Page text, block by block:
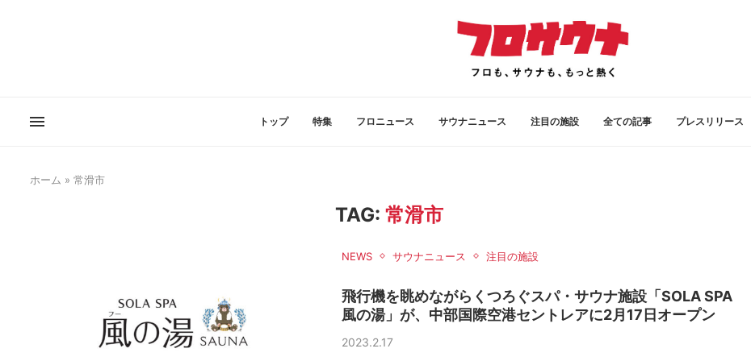
トップ 特集 フロニュース サウナニュース 注目の施設 全ての記事 プレスリリース
ホーム » 常滑市
TAG: 常滑市
NEWS サウナニュース 注目の施設
飛行機を眺めながらくつろぐスパ・サウナ施設「SOLA SPA
風の湯」が、中部国際空港セントレアに2月17日オープン
2023.2.17